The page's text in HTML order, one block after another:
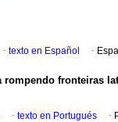
· texto en Español ·
rompendo fronteiras
· texto en Portugués ·